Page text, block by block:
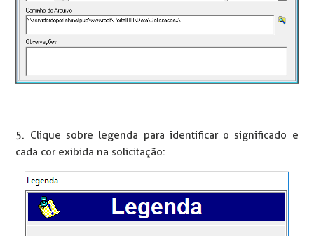
5. Clique sobre legenda para identificar o significado e
cada cor exibida na solicitação: